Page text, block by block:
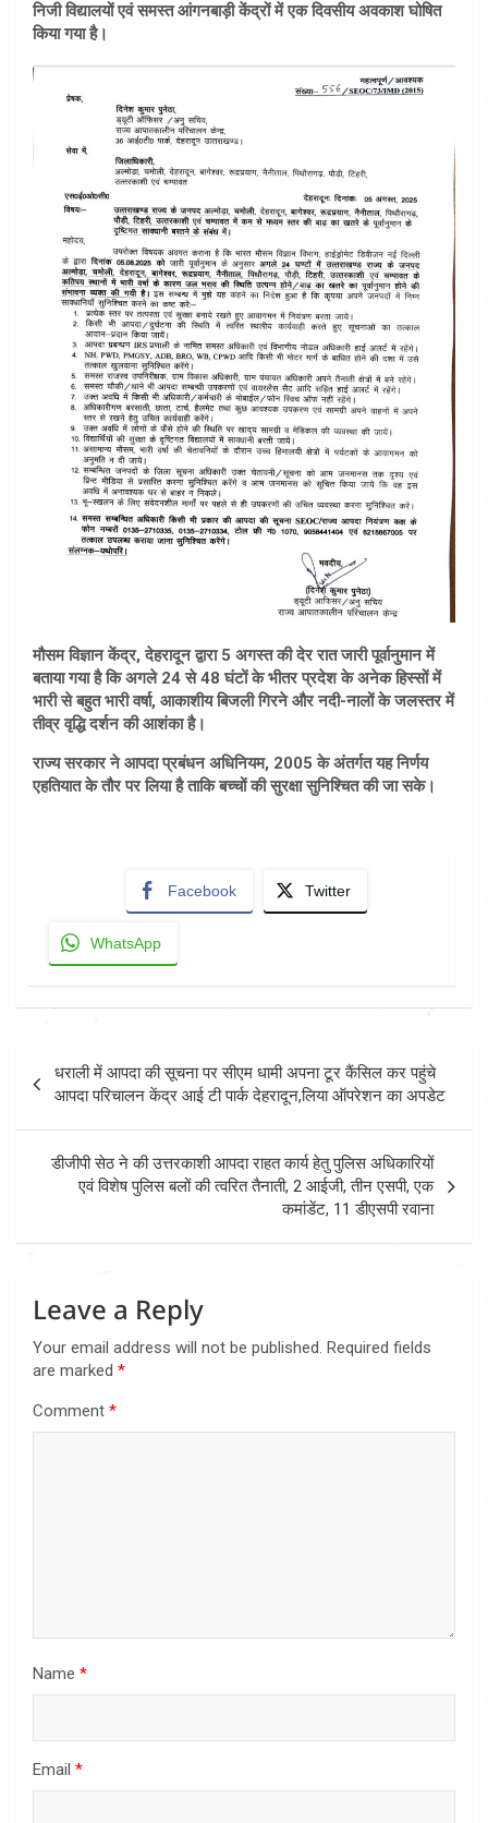
निजी विद्यालयों एवं समस्त आंगनबाड़ी केंद्रों में एक दिवसीय अवकाश घोषित
किया गया है।
मौसम विज्ञान केंद्र, देहरादून द्वारा 5 अगस्त की देर रात जारी पूर्वानुमान में
बताया गया है कि अगले 24 से 48 घंटों के भीतर प्रदेश के अनेक हिस्सों में
भारी से बहुत भारी वर्षा, आकाशीय बिजली गिरने और नदी-नालों के जलस्तर में
तीव्र वृद्धि दर्शन की आशंका है।
राज्य सरकार ने आपदा प्रबंधन अधिनियम, 2005 के अंतर्गत यह निर्णय
एहतियात के तौर पर लिया है ताकि बच्चों की सुरक्षा सुनिश्चित की जा सके।
Facebook Twitter
WhatsApp
navigation
धराली में आपदा की सूचना पर सीएम धामी अपना टूर कैंसिल कर पहुंचे
आपदा परिचालन केंद्र आई टी पार्क देहरादून,लिया ऑपरेशन का अपडेट
डीजीपी सेठ ने की उत्तरकाशी आपदा राहत कार्य हेतु पुलिस अधिकारियों
एवं विशेष पुलिस बलों की त्वरित तैनाती, 2 आईजी, तीन एसपी, एक
कमांडेंट, 11 डीएसपी रवाना
Leave a Reply
Your email address will not be published. Required fields
are marked *
Comment *
Name *
Email *